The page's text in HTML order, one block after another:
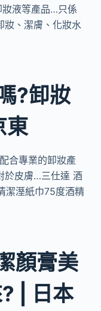
妝液等產品…只係
妝、潔膚、化妝水
?卸妝
東
合專業的卸妝產
於皮膚…三仕達 酒
潔溼紙巾75度酒精
顏膏美
| 日本